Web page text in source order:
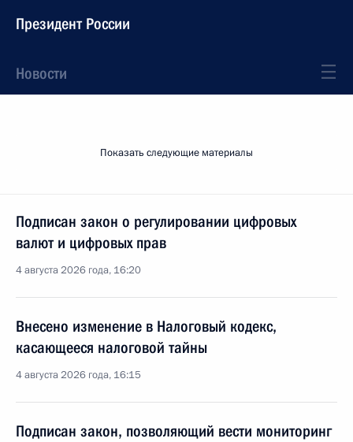
Президент России
Новости
Показать следующие материалы
Подписан закон о регулировании цифровых
валют и цифровых прав
4 августа 2026 года, 16:20
Внесено изменение в Налоговый кодекс,
касающееся налоговой тайны
4 августа 2026 года, 16:15
Подписан закон, позволяющий вести мониторинг